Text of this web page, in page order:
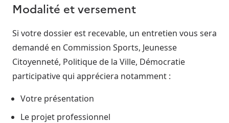
Modalité et versement
Si votre dossier est recevable, un entretien vous sera
demandé en Commission Sports, Jeunesse
Citoyenneté, Politique de la Ville, Démocratie
participative qui appréciera notamment :
Votre présentation
Le projet professionnel